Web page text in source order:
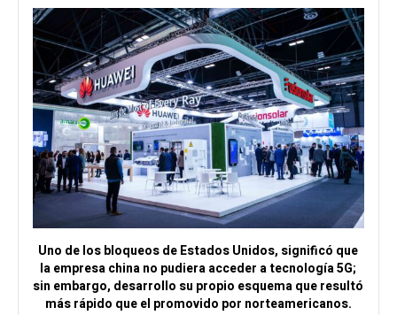
Uno de los bloqueos de Estados Unidos, significó que
la empresa china no pudiera acceder a tecnología 5G;
sin embargo, desarrollo su propio esquema que resultó
más rápido que el promovido por norteamericanos.